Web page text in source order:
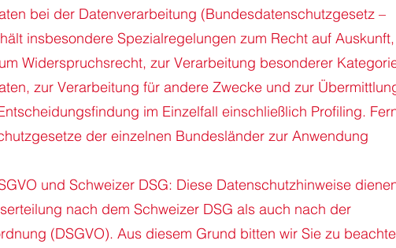
bei der Datenverarbeitung (Bundesdatenschutzgesetz –
insbesondere Spezialregelungen zum Recht auf
Widerspruchsrecht, zur Verarbeitung besonderer
zur Verarbeitung für andere Zwecke und zur
im Einzelfall einschließlich Profiling.
der einzelnen Bundesländer zur Anwendung
und Schweizer DSG: Diese Datenschutzhinweise
nach dem Schweizer DSG als auch nach der
(DSGVO). Aus diesem Grund bitten wir Sie zu